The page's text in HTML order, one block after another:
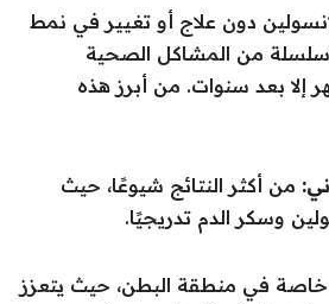
دون علاج أو تغيير في نمط
سلسلة من المشاكل الصحية
إلا بعد سنوات. من أبرز هذه
من أكثر النتائج شيوعًا، حيث
وسكر الدم تدريجيًا.
خاصة في منطقة البطن، حيث يتعزز